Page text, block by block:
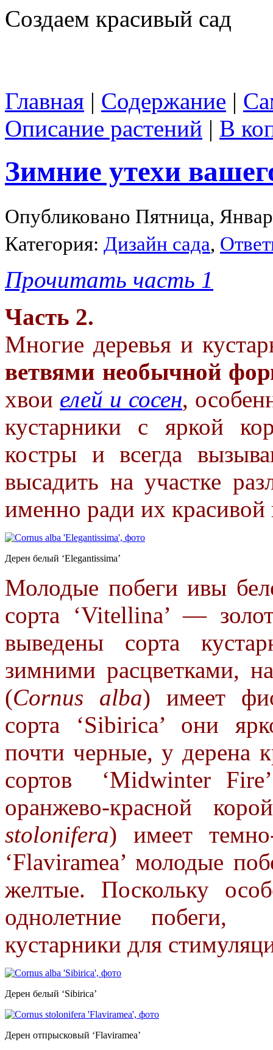
Создаем красивый сад
Главная | Содержание |
Описание растений | В
Зимние утехи
Опубликовано Пятница,
Категория: Дизайн сада,
Прочитать часть 1
Часть 2.
Многие деревья и
ветвями необычной
хвои елей и сосен,
кустарники с яркой
костры и всегда
высадить на участке
именно ради их
Дерен белый ‘Elegantissima’
Молодые побеги ивы
сорта ‘Vitellina’ —
выведены сорта
зимними расцветками,
(Cornus alba) имеет
сорта ‘Sibirica’ они
почти черные, у дерена
сортов ‘Midwinter
оранжево-красной
stolonifera) имеет
‘Flaviramea’ молодые
желтые. Поскольку
однолетние побеги,
кустарники для
Дерен белый ‘Sibirica’
Дерен отпрысковый ‘Flaviramea’